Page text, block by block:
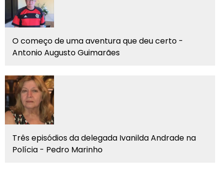
O começo de uma aventura que deu certo -
Antonio Augusto Guimarães
Três episódios da delegada Ivanilda Andrade na
Polícia - Pedro Marinho